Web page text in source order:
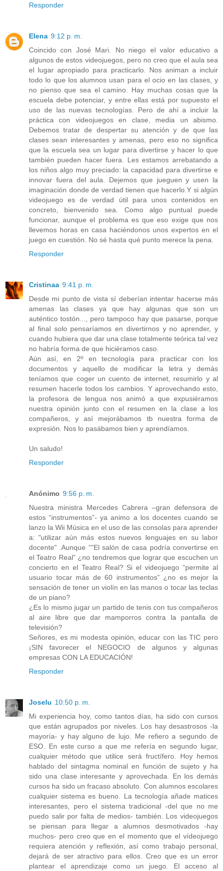
Responder
Elena 9:12 p. m.
Coincido con José Mari. No niego el valor educativo a
algunos de estos videojuegos, pero no creo que el aula sea
el lugar apropiado para practicarlo. Nos animan a incluir
todo lo que los alumnos usan para el ocio en las clases, y
no pienso que sea el camino. Hay muchas cosas que la
escuela debe potenciar, y entre ellas está por supuesto el
uso de las nuevas tecnologías. Pero de ahí a incluir la
práctica con videojuegos en clase, media un abismo.
Debemos tratar de despertar su atención y de que las
clases sean interesantes y amenas, pero eso no significa
que la escuela sea un lugar para divertirse y hacer lo que
también pueden hacer fuera. Les estamos arrebatando a
los niños algo muy preciado: la capacidad para divertirse e
innovar fuera del aula. Dejemos que jueguen y usen la
imaginación donde de verdad tienen que hacerlo.Y si algún
videojuego es de verdad útil para unos contenidos en
concreto, bienvenido sea. Como algo puntual puede
funcionar, aunque el problema es que eso exige que nos
llevemos horas en casa haciéndonos unos expertos en el
juego en cuestión. No sé hasta qué punto merece la pena.
Responder
Cristinaa 9:41 p. m.
Desde mi punto de vista sí deberían intentar hacerse más
amenas las clases ya que hay algunas que son un
auténtico tostón..., pero tampoco hay que pasarse, porque
al final solo pensaríamos en divertirnos y no aprender, y
cuando hubiera que dar una clase totalmente teórica tal vez
no habría forma de que hiciéramos caso.
Aún así, en 2º en tecnología para practicar con los
documentos y aquello de modificar la letra y demás
teníamos que coger un cuento de internet, resumirlo y al
resumen hacerle todos los cambios. Y aprovechando esto,
la profesora de lengua nos animó a que expusiéramos
nuestra opinión junto con el resumen en la clase a los
compañeros, y así mejorábamos tb nuestra forma de
expresión. Nos lo pasábamos bien y aprendíamos.
Un saludo!
Responder
Anónimo 9:56 p. m.
Nuestra ministra Mercedes Cabrera –gran defensora de
estos “instrumentos”- ya animo a los docentes cuando se
lanzo la Wii Música en el uso de las consolas para aprender
a: "utilizar aún más estos nuevos lenguajes en su labor
docente" .Aunque “"El salón de casa podría convertirse en
el Teatro Real” ¿no tendremos que lograr que escuchen un
concierto en el Teatro Real? Si el videojuego “permite al
usuario tocar más de 60 instrumentos” ¿no es mejor la
sensación de tener un violín en las manos o tocar las teclas
de un piano?
¿Es lo mismo jugar un partido de tenis con tus compañeros
al aire libre que dar mamporros contra la pantalla de
televisión?
Señores, es mi modesta opinión, educar con las TIC pero
¡SIN favorecer el NEGOCIO de algunos y algunas
empresas CON LA EDUCACIÓN!
Responder
Joselu 10:50 p. m.
Mi experiencia hoy, como tantos días, ha sido con cursos
que están agrupados por niveles. Los hay desastrosos -la
mayoría- y hay alguno de lujo. Me refiero a segundo de
ESO. En este curso a que me refería en segundo lugar,
cualquier método que utilice será fructífero. Hoy hemos
hablado del sintagma nominal en función de sujeto y ha
sido una clase interesante y aprovechada. En los demás
cursos ha sido un fracaso absoluto. Con alumnos escolares
cualquier sistema es bueno. La tecnología añade matices
interesantes, pero el sistema tradicional -del que no me
puedo salir por falta de medios- también. Los videojuegos
se piensan para llegar a alumnos desmotivados -hay
muchos- pero creo que en el momento que el vídeojuego
requiera atención y reflexión, así como trabajo personal,
dejará de ser atractivo para ellos. Creo que es un error
plantear el aprendizaje como un juego. El acceso al